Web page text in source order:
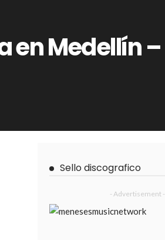
en Medellín –
Sello discografico
- Advertisement -